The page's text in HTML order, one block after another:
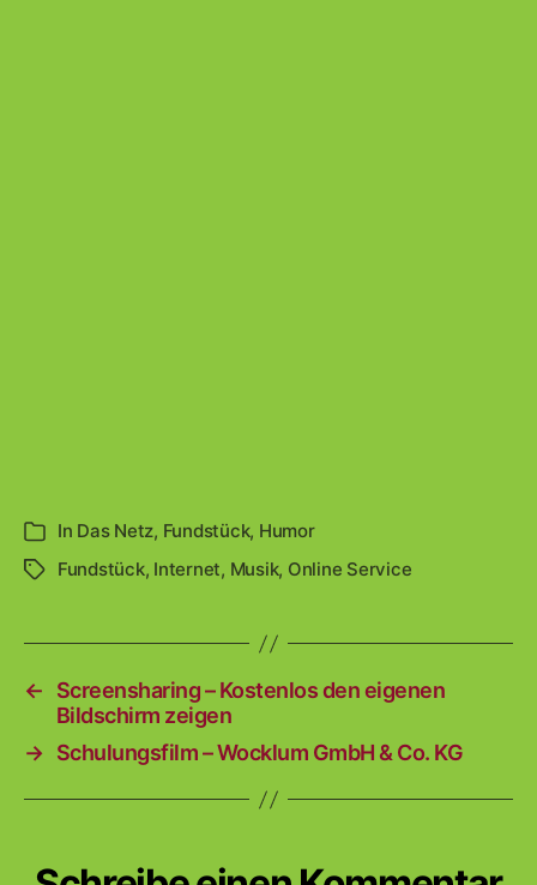
Kategorien
In Das Netz, Fundstück, Humor
Schlagwörter
Fundstück, Internet, Musik, Online Service
←
Screensharing – Kostenlos den eigenen
Bildschirm zeigen
→ Schulungsfilm – Wocklum GmbH & Co. KG